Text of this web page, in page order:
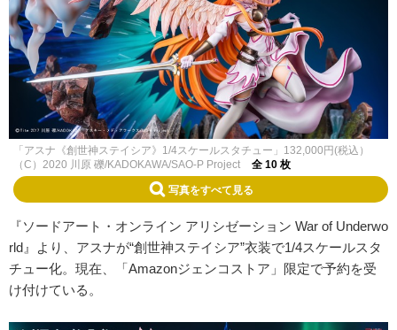
「アスナ《創世神ステイシア》1/4スケールスタチュー」132,000円(税込）
（C）2020 川原 礫/KADOKAWA/SAO-P Project
全 10 枚
写真をすべて見る
『ソードアート・オンライン アリシゼーション War of Underwo
rld』より、アスナが“創世神ステイシア”衣装で1/4スケールスタ
チュー化。現在、「Amazonジェンコストア」限定で予約を受
け付けている。